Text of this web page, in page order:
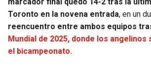
marcador final quedó 14-2 tras la
Toronto en la novena entrada, en un
reencuentro entre ambos equipos
Mundial de 2025, donde los angelinos
el bicampeonato.